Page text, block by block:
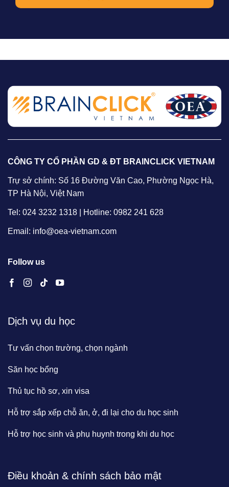
CÔNG TY CỔ PHẦN GD & ĐT BRAINCLICK VIETNAM
Trự sở chính: Số 16 Đường Văn Cao, Phường Ngọc Hà,
TP Hà Nội, Việt Nam
Tel: 024 3232 1318 | Hotline: 0982 241 628
Email: info@oea-vietnam.com
Follow us
Dịch vụ du học
Tư vấn chọn trường, chọn ngành
Săn học bổng
Thủ tục hồ sơ, xin visa
Hỗ trợ sắp xếp chỗ ăn, ở, đi lại cho du học sinh
Hỗ trợ học sinh và phụ huynh trong khi du học
Điều khoản & chính sách bảo mật